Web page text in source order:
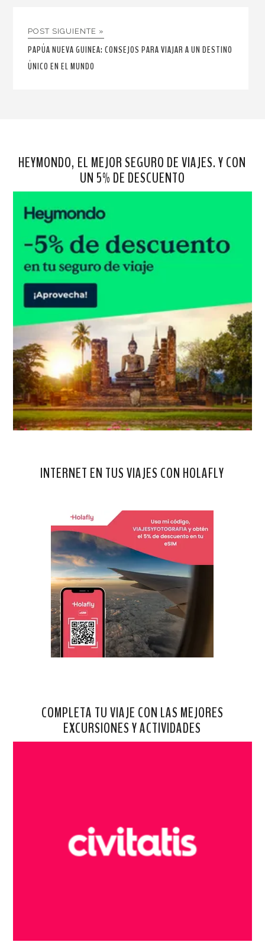
POST SIGUIENTE »
PAPÚA NUEVA GUINEA: CONSEJOS PARA VIAJAR A UN DESTINO
ÚNICO EN EL MUNDO
HEYMONDO, EL MEJOR SEGURO DE VIAJES. Y CON
UN 5% DE DESCUENTO
INTERNET EN TUS VIAJES CON HOLAFLY
COMPLETA TU VIAJE CON LAS MEJORES
EXCURSIONES Y ACTIVIDADES